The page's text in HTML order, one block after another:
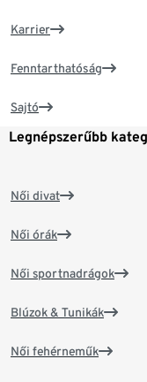
Karrier
Fenntarthatóság
Sajtó
Legnépszerűbb
Női divat
Női órák
Női sportnadrágok
Blúzok & Tunikák
Női fehérneműk